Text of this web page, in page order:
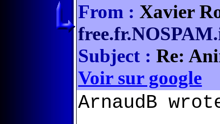
From : Xavier
Subject : Re:
Voir sur google
ArnaudB